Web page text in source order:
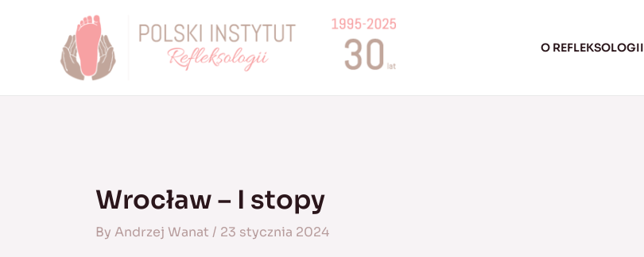
O REFLEKSOLOGII
Wrocław – I stopy
By Andrzej Wanat / 23 stycznia 2024